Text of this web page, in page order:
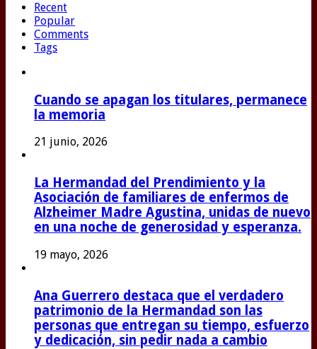
Recent
Popular
Comments
Tags
Cuando se apagan los titulares, permanece
la memoria
21 junio, 2026
La Hermandad del Prendimiento y la
Asociación de familiares de enfermos de
Alzheimer Madre Agustina, unidas de nuevo
en una noche de generosidad y esperanza.
19 mayo, 2026
Ana Guerrero destaca que el verdadero
patrimonio de la Hermandad son las
personas que entregan su tiempo, esfuerzo
y dedicación, sin pedir nada a cambio